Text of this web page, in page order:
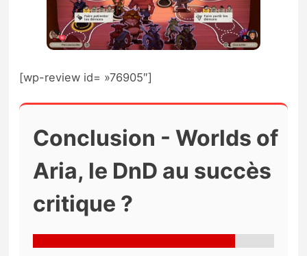
[wp-review id= »76905″]
Conclusion - Worlds of
Aria, le DnD au succès
critique ?